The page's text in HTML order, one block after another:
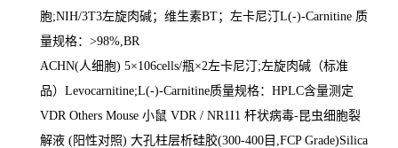
胞;NIH/3T3左旋肉碱；维生素BT；左卡尼汀 L(-)-Carnitine 质
量规格： >98%,BR
ACHN(人细胞) 5×106cells/瓶×2左卡尼汀 ;左旋肉碱（标准
品） Levocarnitine;L(-)-Carnitine质量规格： HPLC含量测定
VDR Others Mouse 小鼠 VDR / NR1I1 杆状病毒-昆虫细胞裂
解液 (阳性对照) 大孔柱层析硅胶(300-400 目 ,FCP Grade)Silica